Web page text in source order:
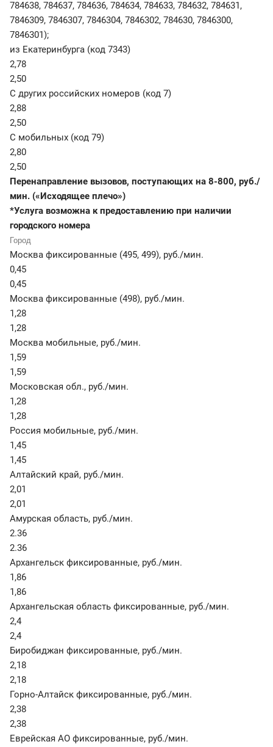
784638, 784637, 784636, 784634, 784633, 784632, 784631,
7846309, 7846307, 7846304, 7846302, 784630, 7846300,
7846301);
из Екатеринбурга (код 7343)
2,78
2,50
С других российских номеров (код 7)
2,88
2,50
С мобильных (код 79)
2,80
2,50
Перенаправление вызовов, поступающих на 8-800, руб./
мин. («Исходящее плечо»)
*Услуга возможна к предоставлению при наличии
городского номера
Москва фиксированные (495, 499), руб./мин.
0,45
0,45
Москва фиксированные (498), руб./мин.
1,28
1,28
Москва мобильные, руб./мин.
1,59
1,59
Московская обл., руб./мин.
1,28
1,28
Россия мобильные, руб./мин.
1,45
1,45
Алтайский край, руб./мин.
2,01
2,01
Амурская область, руб./мин.
2.36
2.36
Архангельск фиксированные, руб./мин.
1,86
1,86
Архангельская область фиксированные, руб./мин.
2,4
2,4
Биробиджан фиксированные, руб./мин.
2,18
2,18
Горно-Алтайск фиксированные, руб./мин.
2,38
2,38
Еврейская АО фиксированные, руб./мин.